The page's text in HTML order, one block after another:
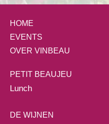
HOME
EVENTS
OVER VINBEAU
PETIT BEAUJEU
Lunch
DE WIJNEN